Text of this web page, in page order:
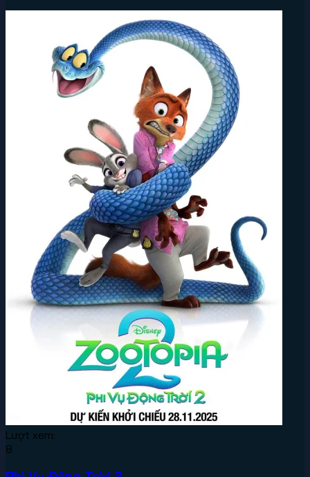
Lượt xem:
8